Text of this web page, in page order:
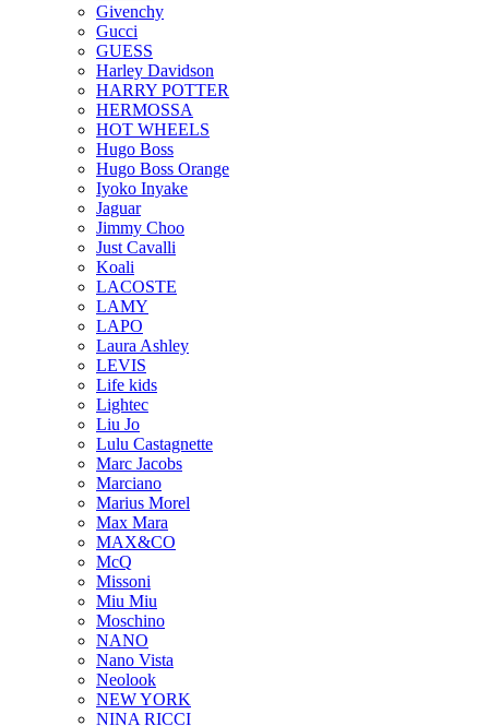
Givenchy
Gucci
GUESS
Harley Davidson
HARRY POTTER
HERMOSSA
HOT WHEELS
Hugo Boss
Hugo Boss Orange
Iyoko Inyake
Jaguar
Jimmy Choo
Just Cavalli
Koali
LACOSTE
LAMY
LAPO
Laura Ashley
LEVIS
Life kids
Lightec
Liu Jo
Lulu Castagnette
Marc Jacobs
Marciano
Marius Morel
Max Mara
MAX&CO
McQ
Missoni
Miu Miu
Moschino
NANO
Nano Vista
Neolook
NEW YORK
NINA RICCI